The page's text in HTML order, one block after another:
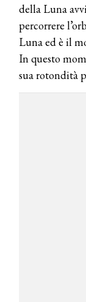
della Luna
percorrere
Luna ed è il
In questo
sua rotondità